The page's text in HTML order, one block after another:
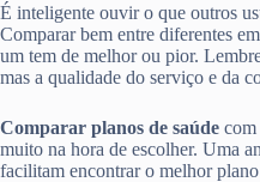
É inteligente ouvir o que outros
Comparar bem entre diferentes
um tem de melhor ou pior.
mas a qualidade do serviço e da
Comparar planos de saúde com
muito na hora de escolher. Uma
facilitam encontrar o melhor plano